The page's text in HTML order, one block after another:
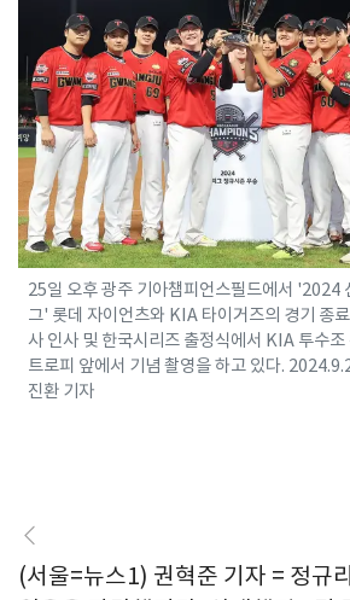
25일 오후 광주 기아챔피언스필드에서 '2024
그' 롯데 자이언츠와 KIA 타이거즈의 경기 종
사 인사 및 한국시리즈 출정식에서 KIA 투수
트로피 앞에서 기념 촬영을 하고 있다.
진환 기자
(서울=뉴스1) 권혁준 기자 = 정규